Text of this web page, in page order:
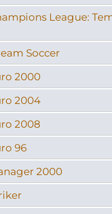
League:
Soccer
2000
2004
2008
96
2000